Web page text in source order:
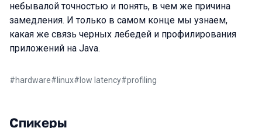
небывалой точностью и понять, в чем же причина
замедления. И только в самом конце мы узнаем,
какая же связь черных лебедей и профилирования
приложений на Java.
#hardware# linux# low latency#profiling
Спикеры